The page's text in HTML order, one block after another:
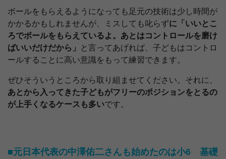
ボールをもらえるようになっても足元の技術は少し時間が
かかるかもしれませんが、ミスしても叱らずに「いいとこ
ろでボールをもらえているよ。あとはコントロールを磨け
ばいいだけだから」
と言ってあげれば、子どもはコントロ
ールすることに高い意識をもって練習できます。
ぜひそういうところから取り組ませてください。それに、
あとから入ってきた子どもがフリーのポジションをとるの
が上手くなるケースも多いです。
■元日本代表の中澤佑二さんも始めたのは小6 基礎